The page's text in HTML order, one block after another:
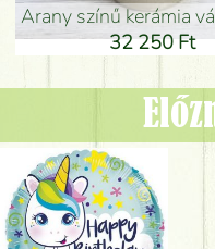
arany színű kerámia váza
32 250 Ft